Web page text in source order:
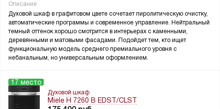
Описание
Духовой шкаф в графитовом цвете сочетает пиролитическую очистку,
автоматические программы и современное управление. Нейтральный
темный оттенок хорошо смотрится в интерьерах с каменными,
деревянными и матовыми фасадами. Подойдет тем, кто ищет
функциональную модель среднего премиального уровня с
небанальным, но универсальным оформлением.
17 место
Духовой шкаф
Miele H 7260 B EDST/CLST